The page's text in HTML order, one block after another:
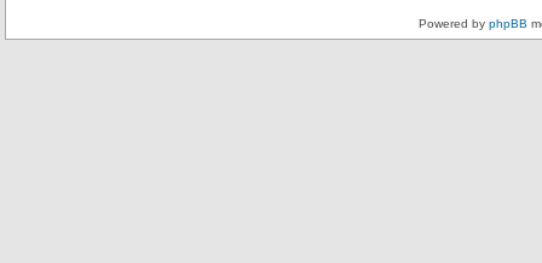
Powered by phpBB